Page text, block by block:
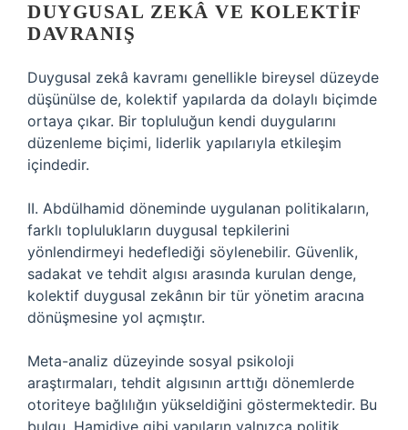
DUYGUSAL ZEKÂ VE KOLEKTIF
DAVRANIŞ
Duygusal zekâ kavramı genellikle bireysel düzeyde
düşünülse de, kolektif yapılarda da dolaylı biçimde
ortaya çıkar. Bir topluluğun kendi duygularını
düzenleme biçimi, liderlik yapılarıyla etkileşim
içindedir.
II. Abdülhamid döneminde uygulanan politikaların,
farklı toplulukların duygusal tepkilerini
yönlendirmeyi hedeflediği söylenebilir. Güvenlik,
sadakat ve tehdit algısı arasında kurulan denge,
kolektif duygusal zekânın bir tür yönetim aracına
dönüşmesine yol açmıştır.
Meta-analiz düzeyinde sosyal psikoloji
araştırmaları, tehdit algısının arttığı dönemlerde
otoriteye bağlılığın yükseldiğini göstermektedir. Bu
bulgu, Hamidiye gibi yapıların yalnızca politik